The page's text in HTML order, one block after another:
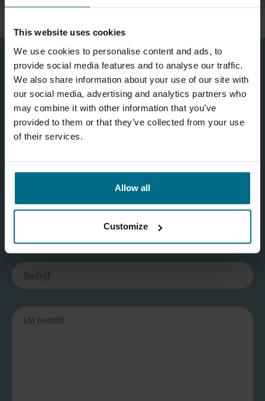
This website uses cookies
We use cookies to personalise content and ads, to
provide social media features and to analyse our traffic.
We also share information about your use of our site with
our social media, advertising and analytics partners who
may combine it with other information that you’ve
provided to them or that they’ve collected from your use
of their services.
Allow all
Customize
CONTACT
Stel hier uw vraag. Wij nemen zo spoedig mogelijk contact met u op.